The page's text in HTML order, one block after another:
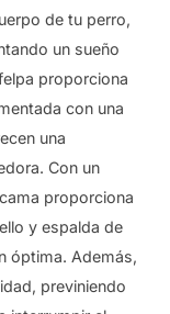
de tu perro,
un sueño
proporciona
con una
una
Con un
proporciona
y espalda de
óptima. Además,
previniendo